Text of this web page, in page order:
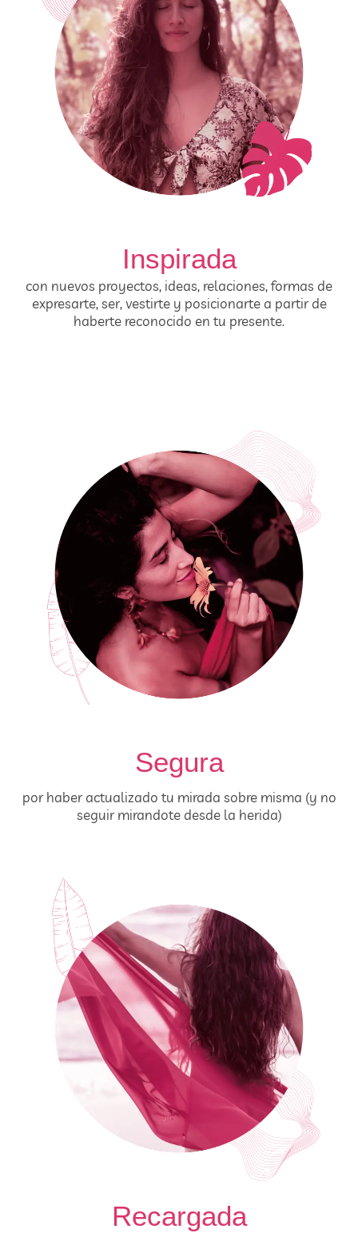
Inspirada
con nuevos proyectos, ideas, relaciones, formas de
expresarte, ser, vestirte y posicionarte a partir de
haberte reconocido en tu presente.
Segura
por haber actualizado tu mirada sobre misma (y no
seguir mirandote desde la herida)
Recargada